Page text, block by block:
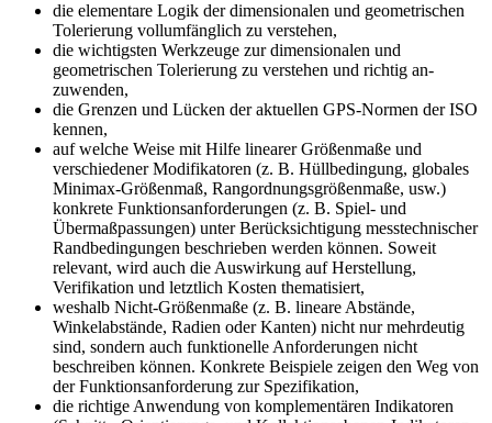
die elementare Logik der dimensionalen und geo­metrischen
Tolerie­rung vollumfänglich zu ver­ste­hen,
die wichtigsten Werkzeuge zur dimensio­nalen und
geometrischen Tolerierung zu verstehen und richtig an­
zuwenden,
die Grenzen und Lücken der aktuellen GPS-Normen der ISO
kennen,
auf welche Weise mit Hilfe linearer Größenmaße und
verschiedener Modifikatoren (z. B. Hüllbedingung, globales
Minimax-Größenmaß, Rangordnungsgrößenmaße, usw.)
konkrete Funktionsanforderungen (z. B. Spiel- und
Übermaßpassungen) unter Berücksichtigung messtechnischer
Randbedingungen beschrieben werden können. Soweit
relevant, wird auch die Auswirkung auf Herstellung,
Verifikation und letztlich Kos­ten thematisiert,
weshalb Nicht-Größenmaße (z. B. lineare Abstände,
Winkelabstände, Radien oder Kanten) nicht nur mehrdeutig
sind, sondern auch funktionelle Anforderungen nicht
beschreiben können. Konkrete Beispiele zeigen den Weg von
der Funktionsanforderung zur Spezifikation,
die richtige Anwendung von komplementären Indikatoren